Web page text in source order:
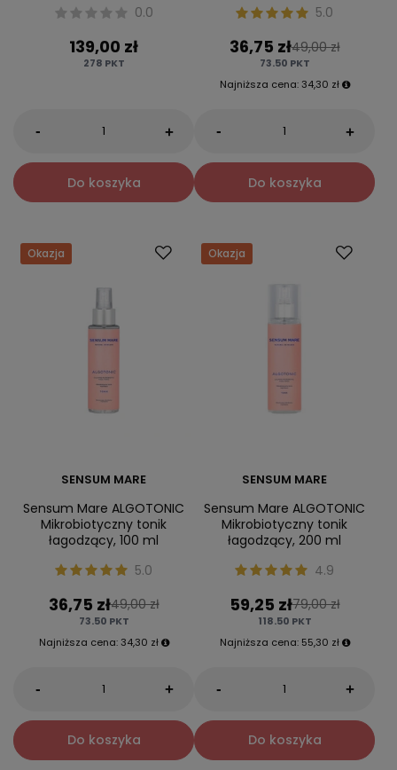
0.0
139,00 zł
278 PKT
- +
Do koszyka
5.0
36,75 zł49,00 zł
73.50 PKT
Najniższa cena: 34,30 zł
- +
Do koszyka
Okazja
SENSUM MARE
Sensum Mare ALGOTONIC
Mikrobiotyczny tonik
łagodzący, 100 ml
5.0
36,75 zł49,00 zł
73.50 PKT
Najniższa cena: 34,30 zł
- +
Do koszyka
Okazja
SENSUM MARE
Sensum Mare ALGOTONIC
Mikrobiotyczny tonik
łagodzący, 200 ml
4.9
59,25 zł79,00 zł
118.50 PKT
Najniższa cena: 55,30 zł
- +
Do koszyka